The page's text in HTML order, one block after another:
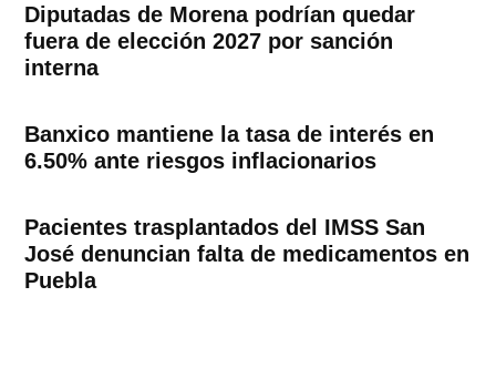
Diputadas de Morena podrían quedar
fuera de elección 2027 por sanción
interna
Banxico mantiene la tasa de interés en
6.50% ante riesgos inflacionarios
Pacientes trasplantados del IMSS San
José denuncian falta de medicamentos en
Puebla